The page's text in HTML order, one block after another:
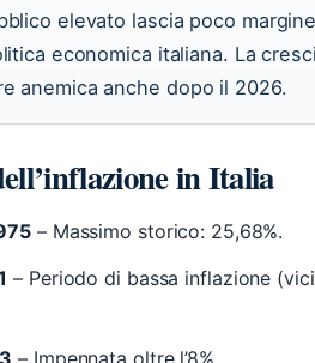
elevato lascia poco
economica italiana. La
anemica anche dopo il 2026.
in Italia
– Massimo storico: 25,68%.
– Periodo di bassa inflazione